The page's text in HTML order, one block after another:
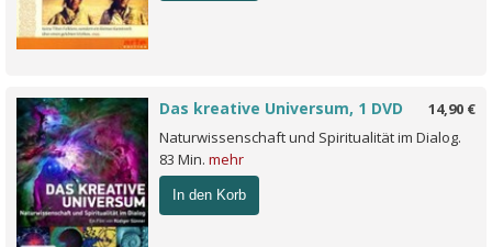
14,90 €
Das kreative Universum, 1 DVD
Naturwissenschaft und Spiritualität im Dialog.
83 Min. mehr
In den Korb